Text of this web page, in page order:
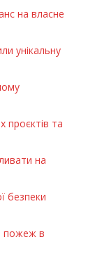
на власне
унікальну
проєктів та
на
безпеки
пожеж в